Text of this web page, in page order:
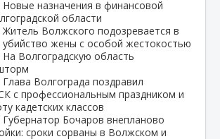
Новые назначения в финансовой
области
Житель Волжского подозревается в
убийство жены с особой жестокостью
На Волгоградскую область
Глава Волгограда поздравил
с профессиональным праздником и
кадетских классов
Губернатор Бочаров внепланово
сроки сорваны в Волжском и